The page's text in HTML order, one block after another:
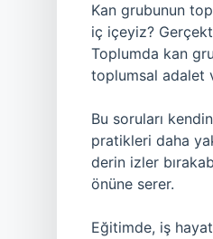
Kan grubunun
iç içeyiz?
Toplumda kan
toplumsal adalet
Bu soruları
pratikleri daha
derin izler
önüne serer.
Eğitimde, iş